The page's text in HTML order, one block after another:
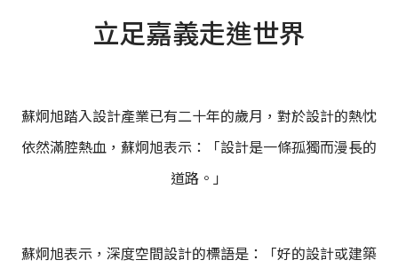
立足嘉義走進世界
蘇炯旭踏入設計產業已有二十年的歲月，對於設計的熱忱
依然滿腔熱血，蘇炯旭表示：「設計是一條孤獨而漫長的
道路。」
蘇炯旭表示，深度空間設計的標語是：「好的設計或建築